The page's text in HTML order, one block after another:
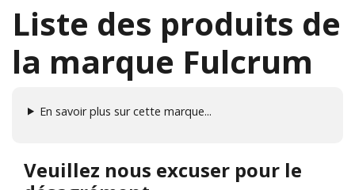
Liste des produits de
la marque Fulcrum
En savoir plus sur cette marque...
Veuillez nous excuser pour le